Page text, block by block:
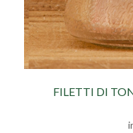
FILETTI DI